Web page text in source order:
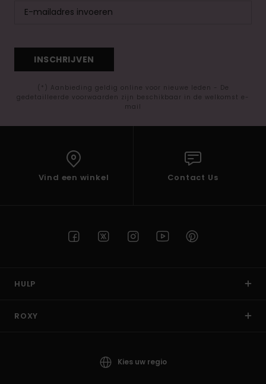
INSCHRIJVEN
(*) Aanbieding geldig online voor nieuwe leden - De
gedetailleerde voorwaarden zijn beschikbaar in de welkomst e-
mail
Vind een winkel Contact Us
HULP
ROXY
Kies uw regio